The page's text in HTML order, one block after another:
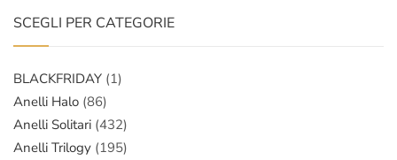
SCEGLI PER CATEGORIE
BLACKFRIDAY (1)
Anelli Halo (86)
Anelli Solitari (432)
Anelli Trilogy (195)